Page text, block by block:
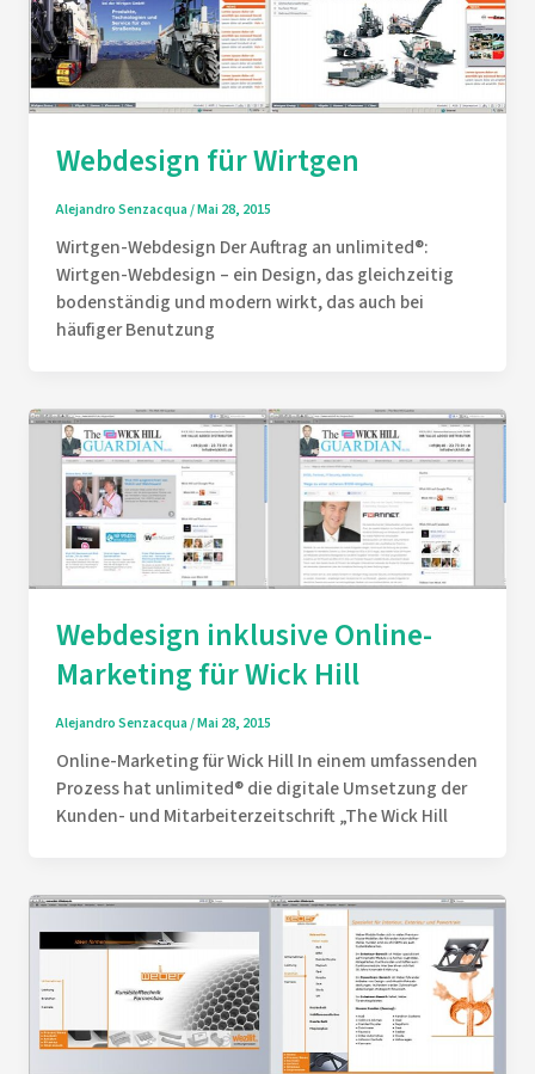
Webdesign für Wirtgen
Alejandro Senzacqua/Mai 28, 2015
Wirtgen-Webdesign Der Auftrag an unlimited®:
Wirtgen-Webdesign – ein Design, das gleichzeitig
bodenständig und modern wirkt, das auch bei
häufiger Benutzung
Webdesign inklusive Online-
Marketing für Wick Hill
Alejandro Senzacqua/Mai 28, 2015
Online-Marketing für Wick Hill In einem umfassenden
Prozess hat unlimited® die digitale Umsetzung der
Kunden- und Mitarbeiterzeitschrift „The Wick Hill